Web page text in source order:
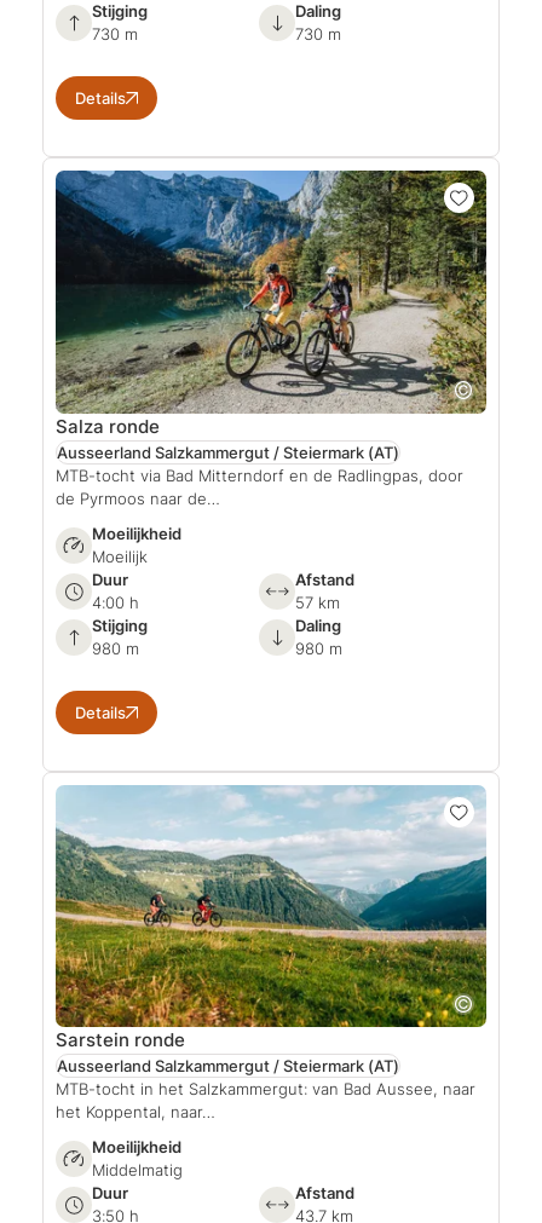
Stijging
730 m
Daling
730 m
Details
Salza ronde
Ausseerland Salzkammergut / Steiermark (AT)
MTB-tocht via Bad Mitterndorf en de Radlingpas, door
de Pyrmoos naar de…
Moeilijkheid
Moeilijk
Duur
4:00 h
Afstand
57 km
Stijging
980 m
Daling
980 m
Details
Sarstein ronde
Ausseerland Salzkammergut / Steiermark (AT)
MTB-tocht in het Salzkammergut: van Bad Aussee, naar
het Koppental, naar…
Moeilijkheid
Middelmatig
Duur
3:50 h
Afstand
43.7 km